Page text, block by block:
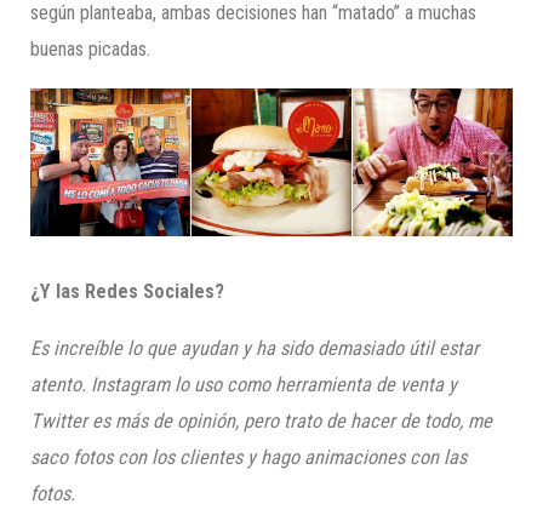
según planteaba, ambas decisiones han “matado” a muchas
buenas picadas.
¿Y las Redes Sociales?
Es increíble lo que ayudan y ha sido demasiado útil estar
atento. Instagram lo uso como herramienta de venta y
Twitter es más de opinión, pero trato de hacer de todo, me
saco fotos con los clientes y hago animaciones con las
fotos.